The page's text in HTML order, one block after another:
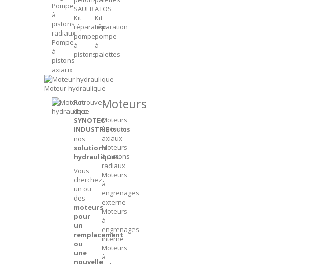
Pompe
à
pistons
radiaux
Pompe
à
pistons
axiaux
SAUER
Kit
réparation
pompe
à
pistons
ATOS
Kit
réparation
pompe
à
palettes
Moteur hydraulique
Retrouvez
chez
SYNOTEC
INDUSTRIEtoutes
nos
solutions
hydrauliques.
Vous
cherchez
un ou
des
moteurs
pour
un
remplacement
ou
une
nouvelle
Moteurs
Moteurs
à pistons
axiaux
Moteurs
à pistons
radiaux
Moteurs
à
engrenages
externe
Moteurs
à
engrenages
interne
Moteurs
à